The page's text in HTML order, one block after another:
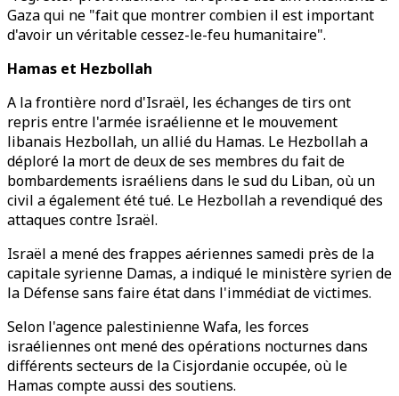
Gaza qui ne "fait que montrer combien il est important
d'avoir un véritable cessez-le-feu humanitaire".
Hamas et Hezbollah
A la frontière nord d'Israël, les échanges de tirs ont
repris entre l'armée israélienne et le mouvement
libanais Hezbollah, un allié du Hamas. Le Hezbollah a
déploré la mort de deux de ses membres du fait de
bombardements israéliens dans le sud du Liban, où un
civil a également été tué. Le Hezbollah a revendiqué des
attaques contre Israël.
Israël a mené des frappes aériennes samedi près de la
capitale syrienne Damas, a indiqué le ministère syrien de
la Défense sans faire état dans l'immédiat de victimes.
Selon l'agence palestinienne Wafa, les forces
israéliennes ont mené des opérations nocturnes dans
différents secteurs de la Cisjordanie occupée, où le
Hamas compte aussi des soutiens.